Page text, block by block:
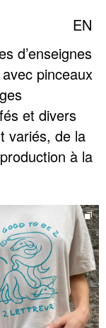
EN
d’enseignes
pinceaux
et divers
variés, de la
à la